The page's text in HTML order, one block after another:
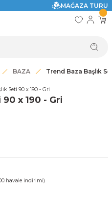
MAĞAZA TURU
BAZA Trend Baza Başlık
x 190 - Gri
havale indirimi)